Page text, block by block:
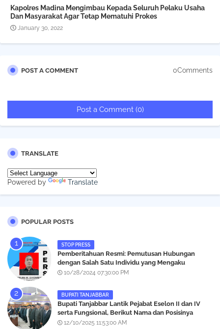
Kapolres Madina Mengimbau Kepada Seluruh Pelaku Usaha
Dan Masyarakat Agar Tetap Mematuhi Prokes
January 30, 2022
POST A COMMENT 0Comments
Post a Comment (0)
TRANSLATE
Powered by Translate
POPULAR POSTS
STOP PRESS
Pemberitahuan Resmi: Pemutusan Hubungan
dengan Salah Satu Individu yang Mengaku
Wartawan Analisismedia.com
10/28/2024 07:30:00 PM
BUPATI TANJABBAR
‎Bupati Tanjabbar Lantik Pejabat Eselon II dan IV
serta Fungsional, Berikut Nama dan Posisinya
12/10/2025 11:53:00 AM